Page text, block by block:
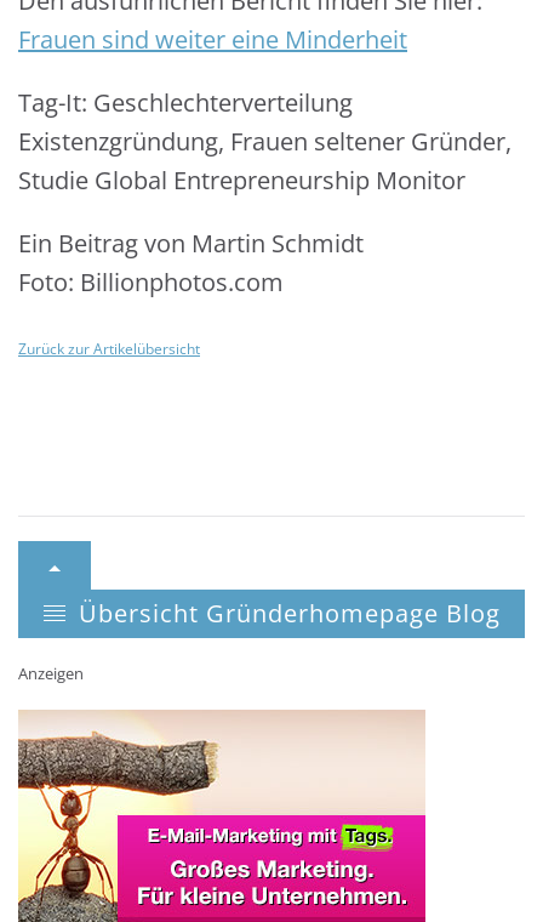
Frauen sind weiter eine Minderheit
Tag-It: Geschlechterverteilung
Existenzgründung, Frauen seltener Gründer,
Studie Global Entrepreneurship Monitor
Ein Beitrag von Martin Schmidt
Foto: Billionphotos.com
Zurück zur Artikelübersicht
Übersicht Gründerhomepage Blog
Anzeigen